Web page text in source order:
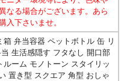
なる場合がございます。あら
入下さいませ。
箱 弁当容器 ペットボトル 缶 リ
生活感隠す フタなし 開口部
ルーム モノトーン スタイリッ
置き型 スクエア 角型 おしゃ